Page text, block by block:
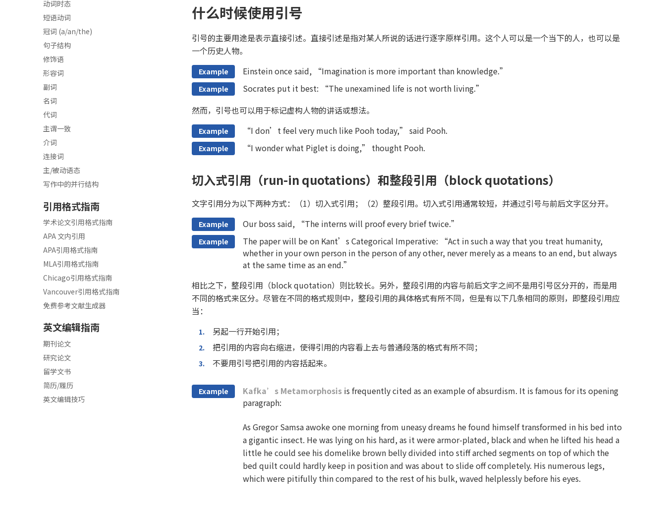
动词时态
短语动词
冠词 (a/an/the)
句子结构
修饰语
形容词
副词
名词
代词
主谓一致
介词
连接词
主/被动语态
写作中的并行结构
引用格式指南
学术论文引用格式指南
APA 文内引用
APA引用格式指南
MLA引用格式指南
Chicago引用格式指南
Vancouver引用格式指南
免费参考文献生成器
英文编辑指南
期刊论文
研究论文
留学文书
简历/履历
英文编辑技巧
什么时候使用引号
引号的主要用途是表示直接引述。直接引述是指对某人所说的话进行逐字原样引用。这个人可以是一个当下的人，也可以是
一个历史人物。
Example Einstein once said, “Imagination is more important than knowledge.”
Example
Socrates put it best: “The unexamined life is not worth living.”
然而，引号也可以用于标记虚构人物的讲话或想法。
Example “I don’t feel very much like Pooh today,” said Pooh.
Example “I wonder what Piglet is doing,” thought Pooh.
切入式引用（run-in quotations）和整段引用（block quotations）
文字引用分为以下两种方式：（1）切入式引用；（2）整段引用。切入式引用通常较短，并通过引号与前后文字区分开。
Example Our boss said, “The interns will proof every brief twice.”
Example
The paper will be on Kant’s Categorical Imperative: “Act in such a way that you treat humanity,
whether in your own person in the person of any other, never merely as a means to an end, but always
at the same time as an end.”
相比之下，整段引用（block quotation）则比较长。另外，整段引用的内容与前后文字之间不是用引号区分开的，而是用
不同的格式来区分。尽管在不同的格式规则中，整段引用的具体格式有所不同，但是有以下几条相同的原则，即整段引用应
当：
1. 另起一行开始引用；
2. 把引用的内容向右缩进，使得引用的内容看上去与普通段落的格式有所不同；
3. 不要用引号把引用的内容括起来。
Example Kafka’s Metamorphosis is frequently cited as an example of absurdism. It is famous for its opening
paragraph:
As Gregor Samsa awoke one morning from uneasy dreams he found himself transformed in his bed into
a gigantic insect. He was lying on his hard, as it were armor-plated, black and when he lifted his head a
little he could see his domelike brown belly divided into stiff arched segments on top of which the
bed quilt could hardly keep in position and was about to slide off completely. His numerous legs,
which were pitifully thin compared to the rest of his bulk, waved helplessly before his eyes.